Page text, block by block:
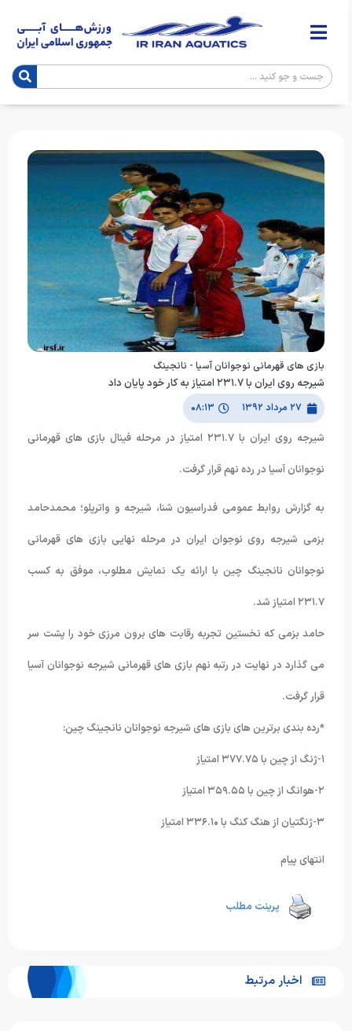
بازی های قهرمانی نوجوانان آسیا - نانجینگ
شیرجه روی ایران با ٢٣١.٧ امتیاز به کار خود پایان داد
۲۷ مرداد ۱۳۹۲ ۰۸:۱۳
شیرجه روی ایران با ٢٣١.٧ امتیاز در مرحله فینال بازی های قهرمانی
نوجوانان آسیا در رده نهم قرار گرفت.
به گزارش روابط عمومی فدراسیون شنا، شیرجه و واترپلو؛ محمدحامد
بزمی شیرجه روی نوجوان ایران در مرحله نهایی بازی های قهرمانی
نوجوانان نانجینگ چین با ارائه یک نمایش مطلوب، موفق به کسب
٢٣١.٧ امتیاز شد.
حامد بزمی که نخستین تجربه رقابت های برون مرزی خود را پشت سر
می گذارد در نهایت در رتبه نهم بازی های قهرمانی شیرجه نوجوانان آسیا
قرار گرفت.
*رده بندی برترین های بازی های شیرجه نوجوانان نانجینگ چین:
انتهای پیام
پرینت مطلب
اخبار مرتبط